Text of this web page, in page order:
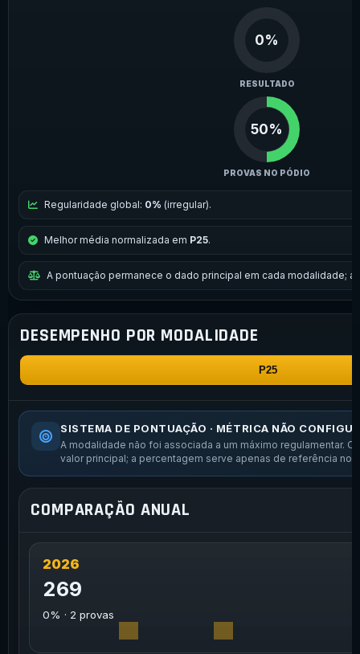
0%
RESULTADO
50%
PROVAS NO PÓDIO
Regularidade global: 0% (irregular).
Melhor média normalizada em P25.
A pontuação permanece o dado principal em cada modalidade;
DESEMPENHO POR MODALIDADE
P25
SISTEMA DE PONTUAÇÃO · MÉTRICA NÃO
A modalidade não foi associada a um máximo regulamentar.
valor principal; a percentagem serve apenas de referência
COMPARAÇÃO ANUAL
2026
269
0% · 2 provas